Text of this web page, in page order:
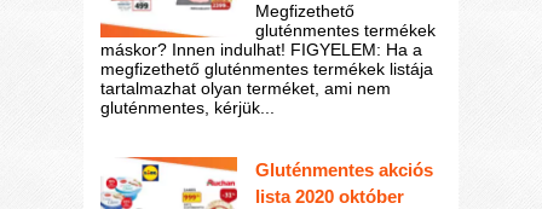
Megfizethető
gluténmentes termékek
máskor? Innen indulhat! FIGYELEM: Ha a
megfizethető gluténmentes termékek listája
tartalmazhat olyan terméket, ami nem
gluténmentes, kérjük...
Gluténmentes akciós
lista 2020 október